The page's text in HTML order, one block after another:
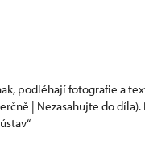
podléhají fotografie a
| Nezasahujte do